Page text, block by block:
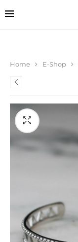
Home E-Shop